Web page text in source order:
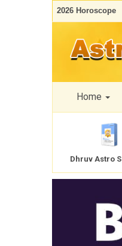
2026 Horoscope
Home
Dhruv Astro